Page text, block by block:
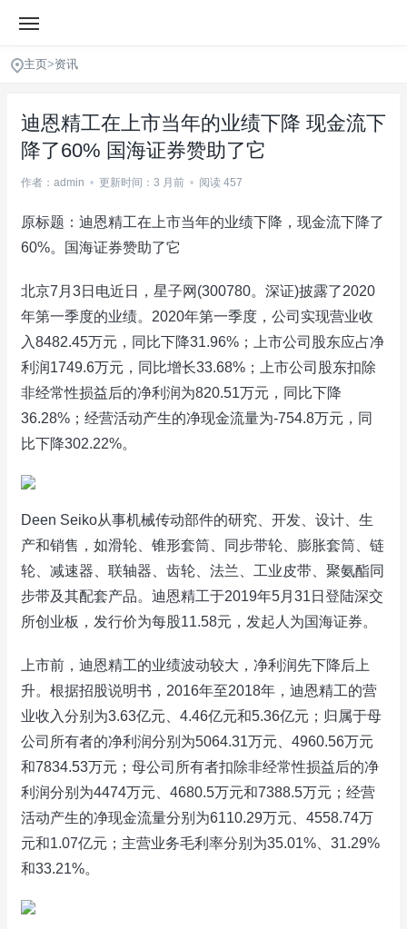
主页>资讯
迪恩精工在上市当年的业绩下降 现金流下
降了60% 国海证券赞助了它
作者：admin • 更新时间：3 月前 • 阅读 457
原标题：迪恩精工在上市当年的业绩下降，现金流下降了
60%。国海证券赞助了它
北京7月3日电近日，星子网(300780。深证)披露了2020
年第一季度的业绩。2020年第一季度，公司实现营业收
入8482.45万元，同比下降31.96%；上市公司股东应占净
利润1749.6万元，同比增长33.68%；上市公司股东扣除
非经常性损益后的净利润为820.51万元，同比下降
36.28%；经营活动产生的净现金流量为-754.8万元，同
比下降302.22%。
Deen Seiko从事机械传动部件的研究、开发、设计、生
产和销售，如滑轮、锥形套筒、同步带轮、膨胀套筒、链
轮、减速器、联轴器、齿轮、法兰、工业皮带、聚氨酯同
步带及其配套产品。迪恩精工于2019年5月31日登陆深交
所创业板，发行价为每股11.58元，发起人为国海证券。
上市前，迪恩精工的业绩波动较大，净利润先下降后上
升。根据招股说明书，2016年至2018年，迪恩精工的营
业收入分别为3.63亿元、4.46亿元和5.36亿元；归属于母
公司所有者的净利润分别为5064.31万元、4960.56万元
和7834.53万元；母公司所有者扣除非经常性损益后的净
利润分别为4474万元、4680.5万元和7388.5万元；经营
活动产生的净现金流量分别为6110.29万元、4558.74万
元和1.07亿元；主营业务毛利率分别为35.01%、31.29%
和33.21%。